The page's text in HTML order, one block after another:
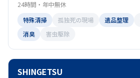
24時間・年中無休
特殊清掃
孤独死の現場 遺品整理
消臭
害虫駆除
SHINGETSU